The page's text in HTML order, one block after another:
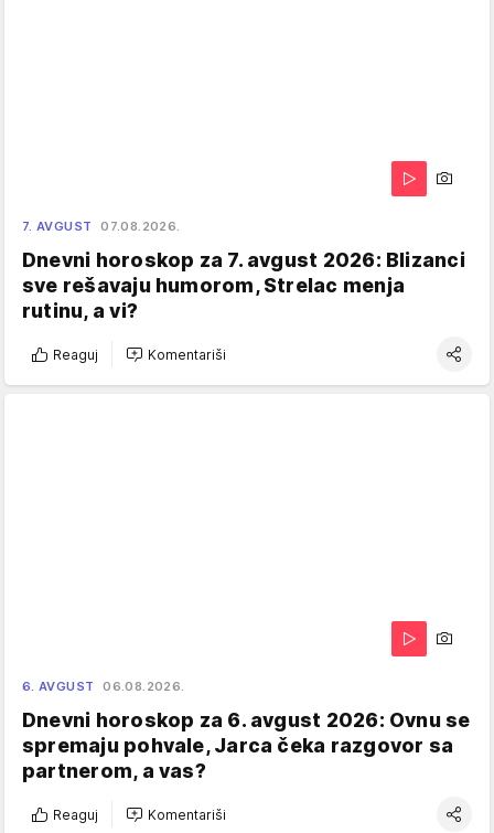
7. AVGUST 07.08.2026.
Dnevni horoskop za 7. avgust 2026: Blizanci
sve rešavaju humorom, Strelac menja
rutinu, a vi?
Reaguj Komentariši
6. AVGUST 06.08.2026.
Dnevni horoskop za 6. avgust 2026: Ovnu se
spremaju pohvale, Jarca čeka razgovor sa
partnerom, a vas?
Reaguj Komentariši